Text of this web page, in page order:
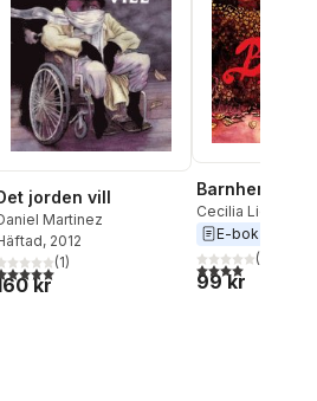
jorden vill
Martinez
, 2012
utav 5 stjärnor. Totalt antal röster:
(1)
kr
Barnhemmet
Cecilia Lidbeck
Vallmark
E-bok
4,0utav 5(
99 kr